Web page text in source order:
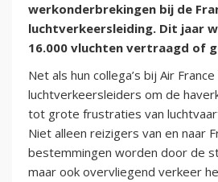
werkonderbrekingen bij de
luchtverkeersleiding. Dit jaar
16.000 vluchten vertraagd of
Net als hun collega’s bij Air
luchtverkeersleiders om de
tot grote frustraties van
Niet alleen reizigers van en naar
bestemmingen worden door de
maar ook overvliegend verkeer